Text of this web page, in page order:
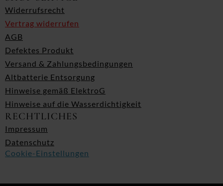
Widerrufsrecht
Vertrag widerrufen
AGB
Defektes Produkt
Versand & Zahlungsbedingungen
Altbatterie Entsorgung
Hinweise gemäß ElektroG
Hinweise auf die Wasserdichtigkeit
RECHTLICHES
Impressum
Datenschutz
Cookie-Einstellungen